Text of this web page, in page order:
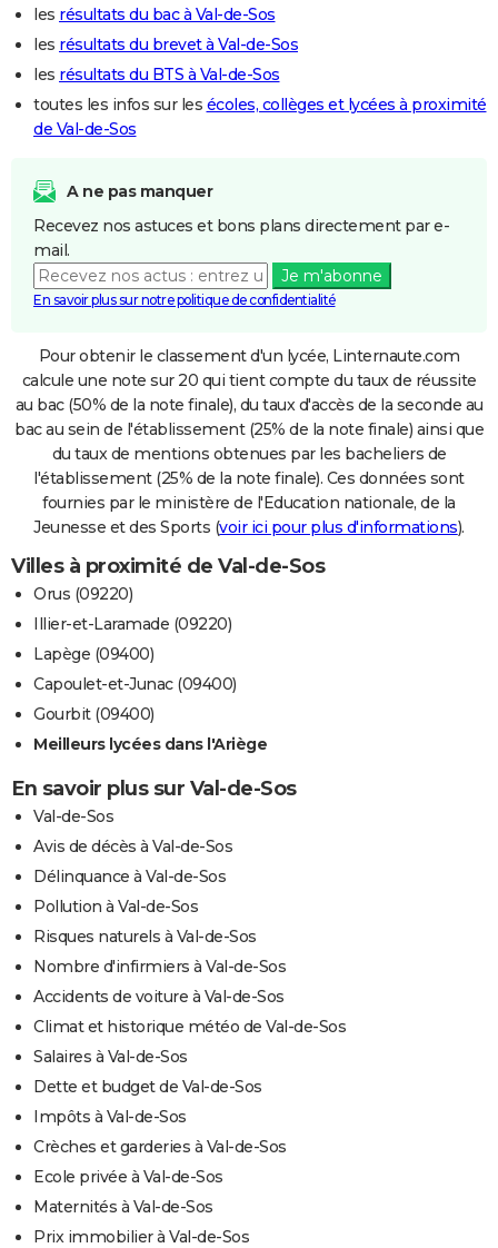
les résultats du bac à Val-de-Sos
les résultats du brevet à Val-de-Sos
les résultats du BTS à Val-de-Sos
toutes les infos sur les écoles, collèges et lycées à proximité
de Val-de-Sos
A ne pas manquer
Recevez nos astuces et bons plans directement par e-
mail.
Je m'abonne
En savoir plus sur notre politique de confidentialité
Pour obtenir le classement d'un lycée, Linternaute.com
calcule une note sur 20 qui tient compte du taux de réussite
au bac (50% de la note finale), du taux d'accès de la seconde au
bac au sein de l'établissement (25% de la note finale) ainsi que
du taux de mentions obtenues par les bacheliers de
l'établissement (25% de la note finale). Ces données sont
fournies par le ministère de l'Education nationale, de la
Jeunesse et des Sports (voir ici pour plus d'informations).
Villes à proximité de Val-de-Sos
Orus (09220)
Illier-et-Laramade (09220)
Lapège (09400)
Capoulet-et-Junac (09400)
Gourbit (09400)
Meilleurs lycées dans l'Ariège
En savoir plus sur Val-de-Sos
Val-de-Sos
Avis de décès à Val-de-Sos
Délinquance à Val-de-Sos
Pollution à Val-de-Sos
Risques naturels à Val-de-Sos
Nombre d'infirmiers à Val-de-Sos
Accidents de voiture à Val-de-Sos
Climat et historique météo de Val-de-Sos
Salaires à Val-de-Sos
Dette et budget de Val-de-Sos
Impôts à Val-de-Sos
Crèches et garderies à Val-de-Sos
Ecole privée à Val-de-Sos
Maternités à Val-de-Sos
Prix immobilier à Val-de-Sos